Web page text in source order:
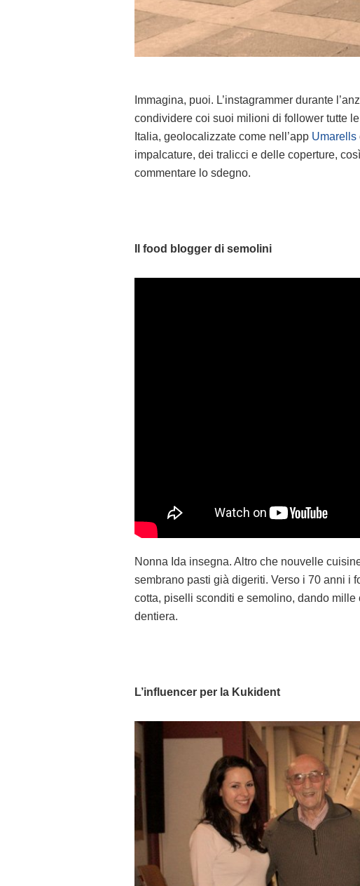
Immagina, puoi. L’instagrammer durante
condividere coi suoi milioni di follower tutte
Italia, geolocalizzate come nell’app Umarells
impalcature, dei tralicci e delle coperture,
commentare lo sdegno.
Il food blogger di semolini
Nonna Ida insegna. Altro che nouvelle
sembrano pasti già digeriti. Verso i 70 anni i
cotta, piselli sconditi e semolino, dando
dentiera.
L’influencer per la Kukident